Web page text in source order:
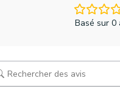
Basé sur 0